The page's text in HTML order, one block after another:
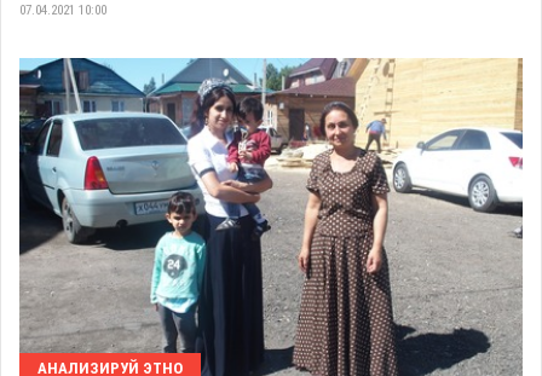
07.04.2021 10:00
АНАЛИЗИРУЙ ЭТНО